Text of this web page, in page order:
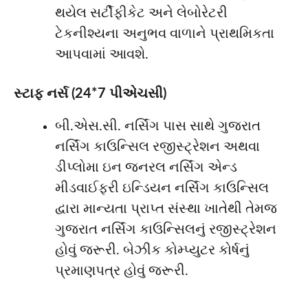
થયેલ સર્ટીફીકેટ અને લેબોરેટરી
ટેકનીશ્યના અનુભવ વાળાને પ્રાથમિકતા
આપવામાં આવશે.
સ્ટાફ નર્સ (24*7 પીએચસી)
બી.એસ.સી. નર્સિંગ પાસ સાથે ગુજરાત
નર્સિંગ કાઉન્સિલ રજીસ્ટ્રેશન અથવા
ડીપ્લોમા ઇન જનરલ નર્સિંગ એન્ડ
મીડવાઈફરી ઇન્ડિયન નર્સિંગ કાઉન્સિલ
દ્વારા માન્યતા પ્રાપ્ત સંસ્થા ખાતેથી તેમજ
ગુજરાત નર્સિંગ કાઉન્સિલનું રજીસ્ટ્રેશન
હોવું જરૂરી. બેઝીક કોમ્પ્યુટર કોર્ષનું
પ્રમાણપત્ર હોવું જરૂરી.